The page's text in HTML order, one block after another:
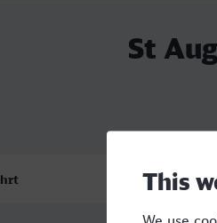
St
Ankunft